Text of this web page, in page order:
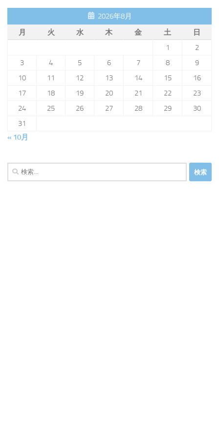
2026年8月
月
火 水 木 金 土
日
1
2
3
4 5 6 7 8
9
10
11 12 13 14 15
16
17
18 19 20 21 22
23
24
25 26 27 28 29
30
31
« 10月
検
索: